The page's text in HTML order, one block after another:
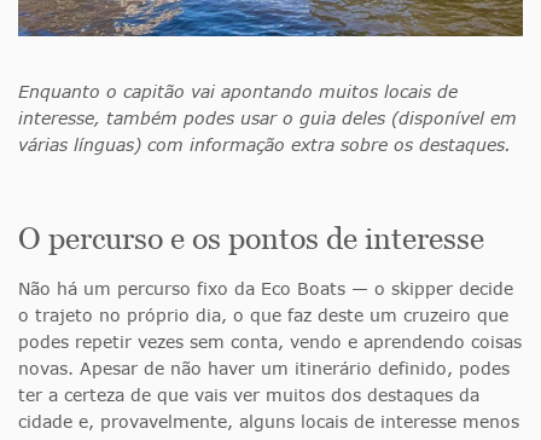
Enquanto o capitão vai apontando muitos locais de
interesse, também podes usar o guia deles (disponível em
várias línguas) com informação extra sobre os destaques.
O percurso e os pontos de interesse
Não há um percurso fixo da Eco Boats — o skipper decide
o trajeto no próprio dia, o que faz deste um cruzeiro que
podes repetir vezes sem conta, vendo e aprendendo coisas
novas. Apesar de não haver um itinerário definido, podes
ter a certeza de que vais ver muitos dos destaques da
cidade e, provavelmente, alguns locais de interesse menos